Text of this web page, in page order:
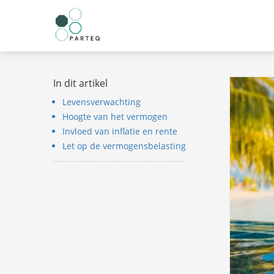
In dit artikel
Levensverwachting
Hoogte van het vermogen
Invloed van inflatie en rente
Let op de vermogensbelasting
over
gedrag van een
gebruikt